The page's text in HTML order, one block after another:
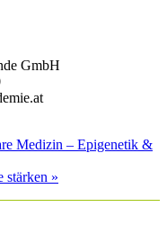
GmbH
Medizin – Epigenetik &
stärken »